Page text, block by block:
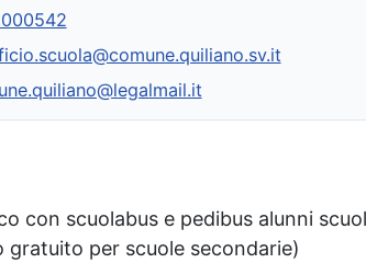
scuolabus e pedibus alunni
per scuole secondarie)